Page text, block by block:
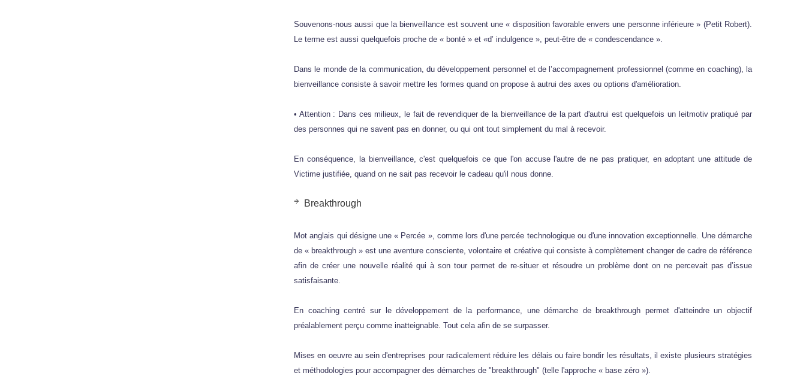
Souvenons-nous aussi que la bienveillance est souvent une « disposition favorable envers une personne inférieure » (Petit Robert).
Le terme est aussi quelquefois proche de « bonté » et «d’ indulgence », peut-être de « condescendance ».
Dans le monde de la communication, du développement personnel et de l’accompagnement professionnel (comme en coaching), la
bienveillance consiste à savoir mettre les formes quand on propose à autrui des axes ou options d'amélioration.
• Attention : Dans ces milieux, le fait de revendiquer de la bienveillance de la part d'autrui est quelquefois un leitmotiv pratiqué par
des personnes qui ne savent pas en donner, ou qui ont tout simplement du mal à recevoir.
En conséquence, la bienveillance, c'est quelquefois ce que l'on accuse l'autre de ne pas pratiquer, en adoptant une attitude de
Victime justifiée, quand on ne sait pas recevoir le cadeau qu'il nous donne.
Breakthrough
Mot anglais qui désigne une « Percée », comme lors d'une percée technologique ou d'une innovation exceptionnelle. Une démarche
de « breakthrough » est une aventure consciente, volontaire et créative qui consiste à complètement changer de cadre de référence
afin de créer une nouvelle réalité qui à son tour permet de re-situer et résoudre un problème dont on ne percevait pas d’issue
satisfaisante.
En coaching centré sur le développement de la performance, une démarche de breakthrough permet d'atteindre un objectif
préalablement perçu comme inatteignable. Tout cela afin de se surpasser.
Mises en oeuvre au sein d'entreprises pour radicalement réduire les délais ou faire bondir les résultats, il existe plusieurs stratégies
et méthodologies pour accompagner des démarches de "breakthrough" (telle l'approche « base zéro »).